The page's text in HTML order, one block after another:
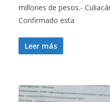
millones de pesos.-
Confirmado esta
Leer más